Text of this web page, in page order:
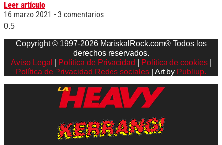
Leer artículo
16 marzo 2021
3 comentarios
Copyright © 1997-2026 MariskalRock.com® Todos los
derechos reservados.
Aviso Legal
Política de Privacidad Política de cookies|
Política de Privacidad Redes sociales
| Art by Publiup.